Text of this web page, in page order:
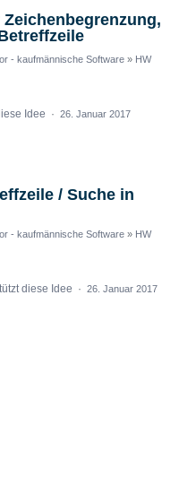
- kaufmännische Software » HW
Idee · 26. Januar 2017
/ Suche in
- kaufmännische Software » HW
diese Idee · 26. Januar 2017